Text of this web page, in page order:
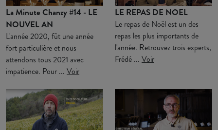
La Minute Chanzy #14 - LE
NOUVEL AN
L'année 2020, fût une année
fort particulière et nous
attendons tous 2021 avec
impatience. Pour ... Voir
LE REPAS DE NOEL
Le repas de Noël est un des
repas les plus importants de
l'année. Retrouvez trois experts,
Frédé ... Voir